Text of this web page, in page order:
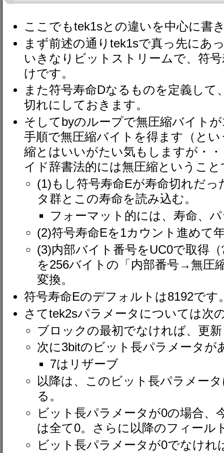
ここでもtek1sとの違いを中心に書
まず前述の通りtek1sで真っ先にあ
いきなりビットストリームで、符
けです。
また符号寿命Dなるものを定義して
切れにしておきます。
そしてbyのループで無圧縮バイト
手順で無圧縮バイトを得ます（と
縮とはいいがたい気もしますが・
イド辞書法的には無圧縮ということ
(1)もし符号寿命Eが寿命切れだ
タ群とこの寿命を読み込む。
フォーマット的には、寿命、
(2)符号寿命Eを1カウント進めて
(3)内部バイト番号をUC0で取得
を256バイトの「内部番号→無圧
変換。
符号寿命Eのデフォルトは8192です
さてtek2sパラメータについては次
ブロックの最初でなければ、更
次に3bitのビット長パラメータが
7はリザーブ
以降は、このビット長パラメー
る。
ビット長パラメータが0の場合、
は全て0。さらに以降のフィール
ビット長パラメータが0でなけれ